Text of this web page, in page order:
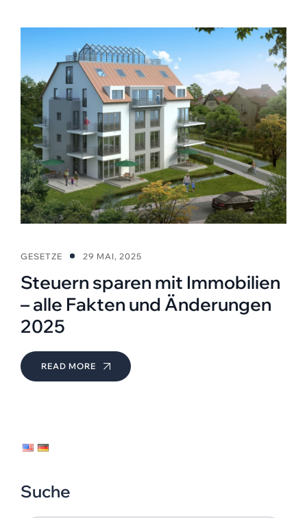
GESETZE 29 MAI, 2025
Steuern sparen mit Immobilien
– alle Fakten und Änderungen
2025
READ MORE
Suche